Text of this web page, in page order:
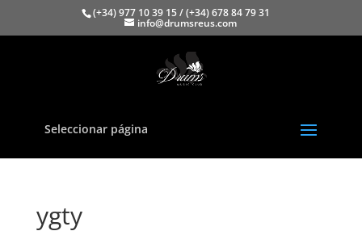
(+34) 977 10 39 15 / (+34) 678 84 79 31
info@drumsreus.com
Seleccionar página
ygty